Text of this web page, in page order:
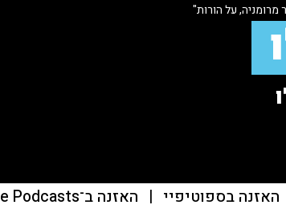
מרומניה, על הורות"
האזנה בספוטיפיי | האזנה ב־Apple Podcasts